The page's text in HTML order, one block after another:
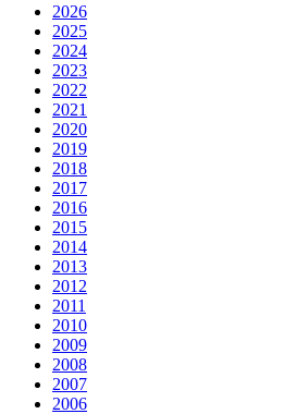
2026
2025
2024
2023
2022
2021
2020
2019
2018
2017
2016
2015
2014
2013
2012
2011
2010
2009
2008
2007
2006